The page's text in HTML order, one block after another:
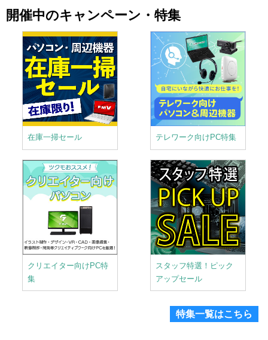
開催中のキャンペーン・特集
在庫一掃セール テレワーク向けPC特集
クリエイター向けPC特
集
スタッフ特選！ピック
アップセール
特集一覧はこちら